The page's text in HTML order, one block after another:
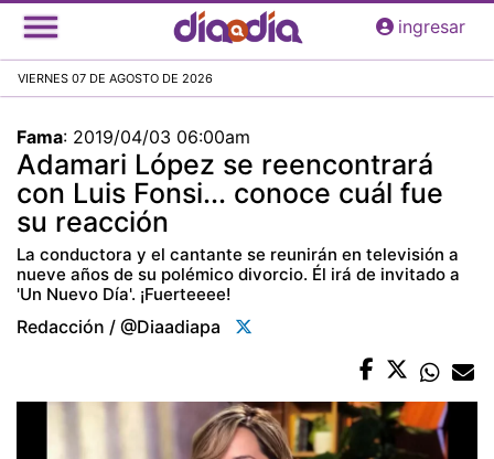
Pasar
al
principal
ingresar
VIERNES 07 DE AGOSTO DE 2026
Fama: 2019/04/03 06:00am
Adamari López se reencontrará
con Luis Fonsi... conoce cuál fue
su reacción
La conductora y el cantante se reunirán en televisión a
nueve años de su polémico divorcio. Él irá de invitado a
'Un Nuevo Día'. ¡Fuerteeee!
Redacción / @diaadiapa